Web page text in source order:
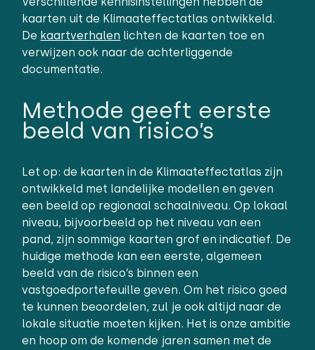
kaarten uit de Klimaateffectatlas ontwikkeld.
De kaartverhalen lichten de kaarten toe en
verwijzen ook naar de achterliggende
documentatie.
Methode geeft eerste
beeld van risico’s
Let op: de kaarten in de Klimaateffectatlas zijn
ontwikkeld met landelijke modellen en geven
een beeld op regionaal schaalniveau. Op lokaal
niveau, bijvoorbeeld op het niveau van een
pand, zijn sommige kaarten grof en indicatief. De
huidige methode kan een eerste, algemeen
beeld van de risico’s binnen een
vastgoedportefeuille geven. Om het risico goed
te kunnen beoordelen, zul je ook altijd naar de
lokale situatie moeten kijken. Het is onze ambitie
en hoop om de komende jaren samen met de